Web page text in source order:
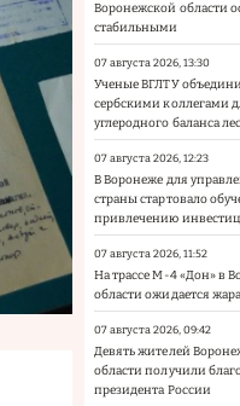
Воронежской области
стабильными
07 августа 2026, 13:30
Ученые ВГЛТУ
сербскими коллегами
углеродного баланса
07 августа 2026, 12:23
В Воронеже для
страны стартовало
привлечению
07 августа 2026, 11:52
На трассе М-4 «Дон» в
области ожидается
07 августа 2026, 09:42
Девять жителей
области получили
президента России